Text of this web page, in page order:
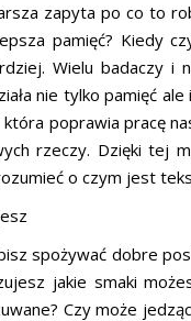
zapyta po co to
pamięć? Kiedy
Wielu badaczy i
nie tylko pamięć
która poprawia pracę
rzeczy. Dzięki tej
o czym jest
spożywać dobre
jakie smaki
Czy może